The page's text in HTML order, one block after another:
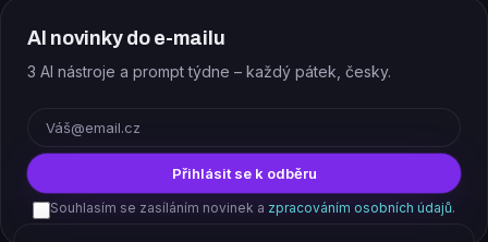
AI novinky do e-mailu
3 AI nástroje a prompt týdne – každý pátek, česky.
Přihlásit se k odběru
Souhlasím se zasíláním novinek a zpracováním osobních údajů.